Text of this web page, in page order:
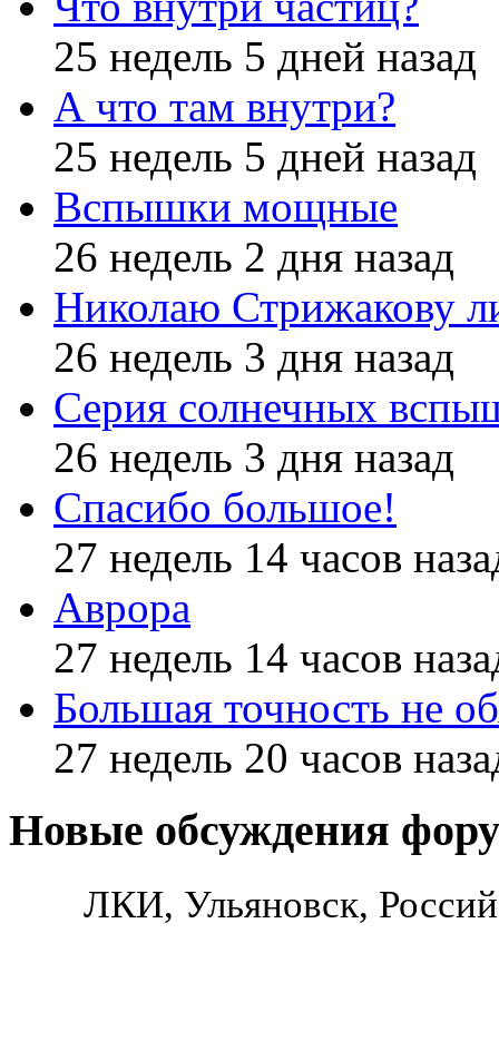
25 недель 5 дней назад
А что там внутри?
25 недель 5 дней назад
Вспышки мощные
26 недель 2 дня назад
Николаю Стрижакову
26 недель 3 дня назад
Серия солнечных
26 недель 3 дня назад
Спасибо большое!
27 недель 14 часов
Аврора
27 недель 14 часов
Большая точность не
27 недель 20 часов
Новые обсуждения
ЛКИ, Ульяновск,